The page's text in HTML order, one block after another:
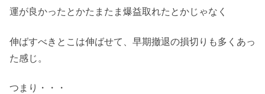
運が良かったとかたまたま爆益取れたとかじゃなく
伸ばすべきとこは伸ばせて、早期撤退の損切りも多くあっ
た感じ。
つまり・・・